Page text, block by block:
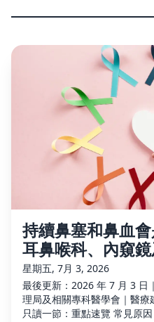
持續鼻塞和鼻血
耳鼻喉科、內窺
星期五, 7月 3, 2026
最後更新：2026 年 7 月 3 日
理局及相關專科醫學會｜醫
只讀一節：重點速覽 常見原